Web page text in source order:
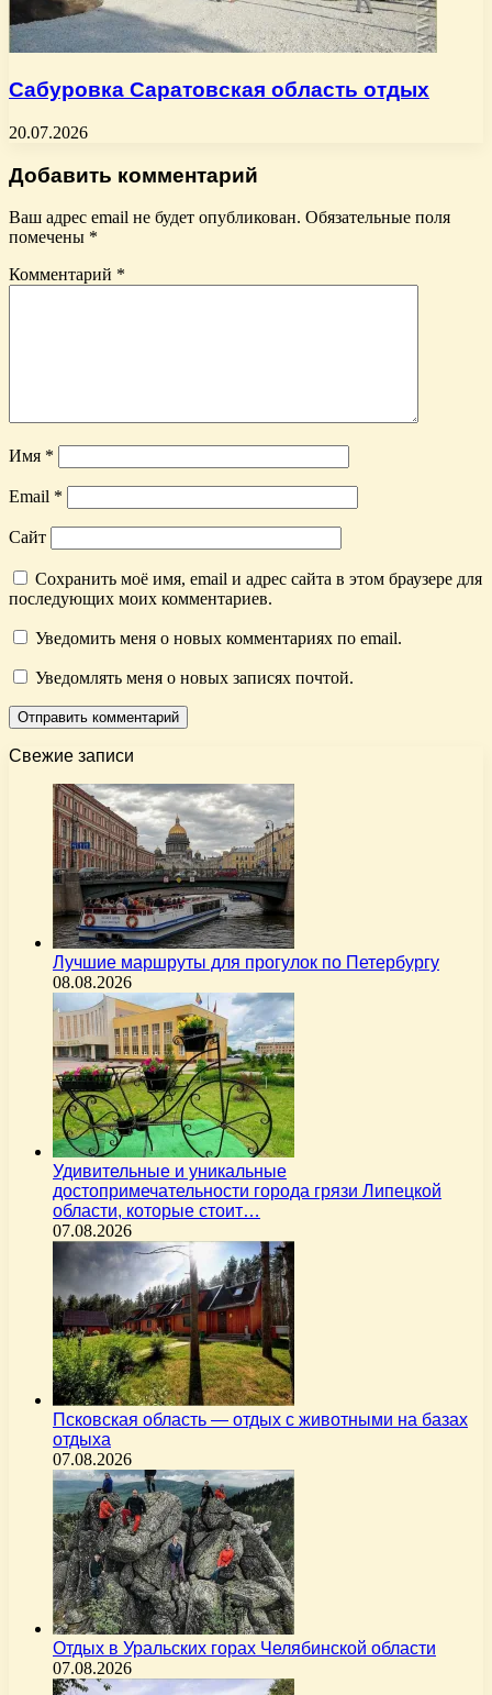
Сабуровка Саратовская область отдых
20.07.2026
Добавить комментарий
Ваш адрес email не будет опубликован. Обязательные поля
помечены *
Комментарий *
Имя *
Email *
Сайт
Сохранить моё имя, email и адрес сайта в этом браузере для
последующих моих комментариев.
Уведомить меня о новых комментариях по email.
Уведомлять меня о новых записях почтой.
Свежие записи
Лучшие маршруты для прогулок по Петербургу
08.08.2026
Удивительные и уникальные
достопримечательности города грязи Липецкой
области, которые стоит…
07.08.2026
Псковская область — отдых с животными на базах
отдыха
07.08.2026
Отдых в Уральских горах Челябинской области
07.08.2026